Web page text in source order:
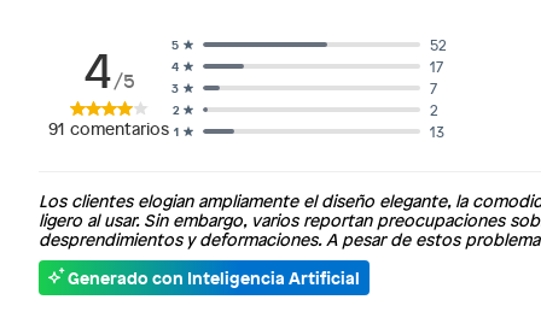
Productos que hayan sido previamente instalados.
Baterías de auto.
Motocicletas y bicicletas motorizadas.
4/5
91 comentarios 1 13
2 2
3 7
4 17
5 52
Los clientes elogian ampliamente el diseño elegante, la
ligero al usar. Sin embargo, varios reportan preocupaciones
desprendimientos y deformaciones. A pesar de estos
Generado con Inteligencia Artificial